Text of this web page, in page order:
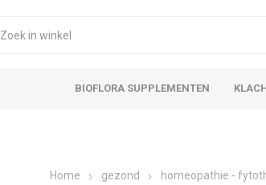
BIOFLORA SUPPLEMENTEN
Home gezond homeopathie -